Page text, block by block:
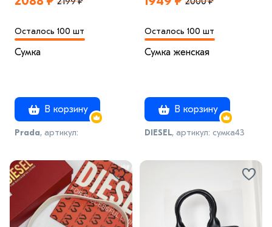
Осталось 100 шт
Сумка
В корзину
Prada, артикул:
Осталось 100 шт
Сумка женская
В корзину
DIESEL, артикул: сумка43